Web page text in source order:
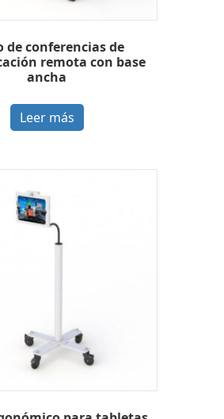
de conferencias de
remota con base
ancha
Leer más